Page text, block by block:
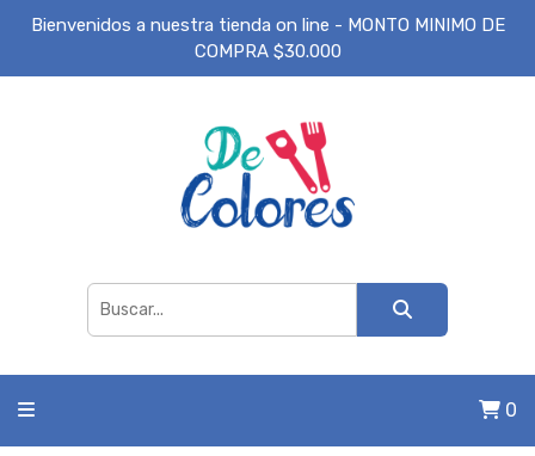
Bienvenidos a nuestra tienda on line - MONTO MINIMO DE
COMPRA $30.000
0